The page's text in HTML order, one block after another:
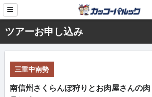
ツアーお申し込み
三重中南勢
南信州さくらんぼ狩りとお肉屋さんの